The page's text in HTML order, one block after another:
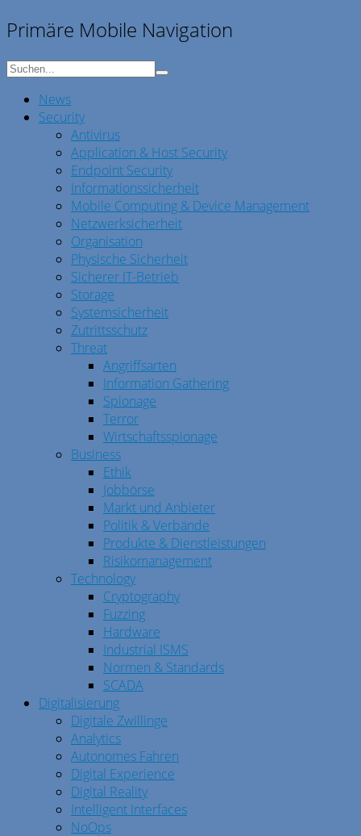
Primäre Mobile Navigation
News
Security
Antivirus
Application & Host Security
Endpoint Security
Informationssicherheit
Mobile Computing & Device Management
Netzwerksicherheit
Organisation
Physische Sicherheit
Sicherer IT-Betrieb
Storage
Systemsicherheit
Zutrittsschutz
Threat
Angriffsarten
Information Gathering
Spionage
Terror
Wirtschaftsspionage
Business
Ethik
Jobbörse
Markt und Anbieter
Politik & Verbände
Produkte & Dienstleistungen
Risikomanagement
Technology
Cryptography
Fuzzing
Hardware
Industrial ISMS
Normen & Standards
SCADA
Digitalisierung
Digitale Zwillinge
Analytics
Autonomes Fahren
Digital Experience
Digital Reality
Intelligent Interfaces
NoOps